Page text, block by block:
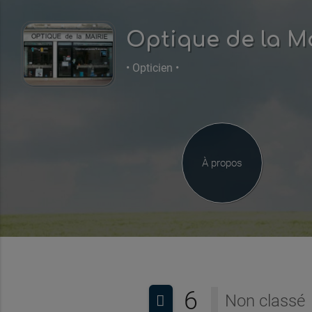
Optique de la
• Opticien •
À propos
6 Non classé